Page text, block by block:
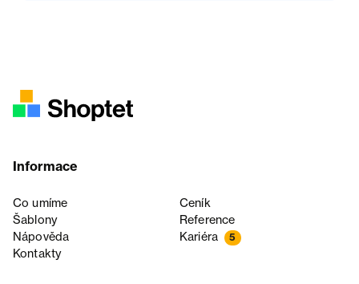
Informace
Co umíme
Ceník
Šablony
Reference
Nápověda
Kariéra 5
Kontakty